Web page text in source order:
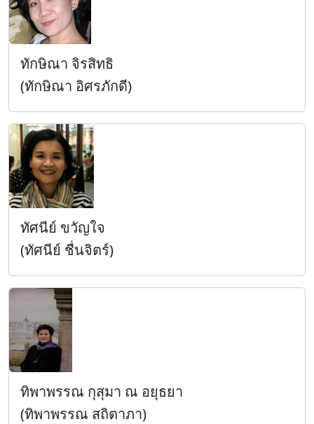
ทักษิณา จิรสิทธิ
(ทักษิณา อิศรภักดี)
ทัศนีย์ ขวัญใจ
(ทัศนีย์ ชื่นจิตร์)
ทิพาพรรณ กุสุมา ณ อยุธยา
(ทิพาพรรณ สถิตาภา)